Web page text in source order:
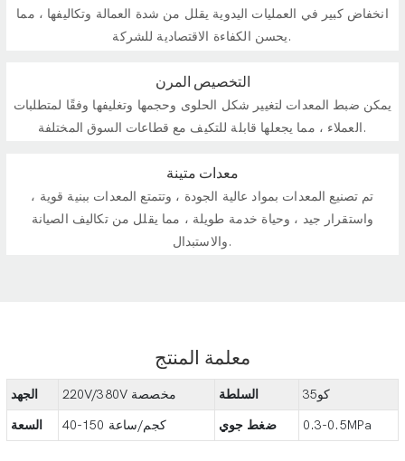
انخفاض كبير في العمليات اليدوية يقلل من شدة العمالة وتكاليفها ، مما
يحسن الكفاءة الاقتصادية للشركة.
التخصيص المرن
يمكن ضبط المعدات لتغيير شكل الحلوى وحجمها وتغليفها وفقًا لمتطلبات
العملاء ، مما يجعلها قابلة للتكيف مع قطاعات السوق المختلفة.
معدات متينة
تم تصنيع المعدات بمواد عالية الجودة ، وتتمتع المعدات ببنية قوية ،
واستقرار جيد ، وحياة خدمة طويلة ، مما يقلل من تكاليف الصيانة
والاستبدال.
معلمة المنتج
الجهد 220V/380V مخصصة السلطة
كو35
السعة
40-150 كجم/ساعة ضغط جوي 0.3-0.5MPa